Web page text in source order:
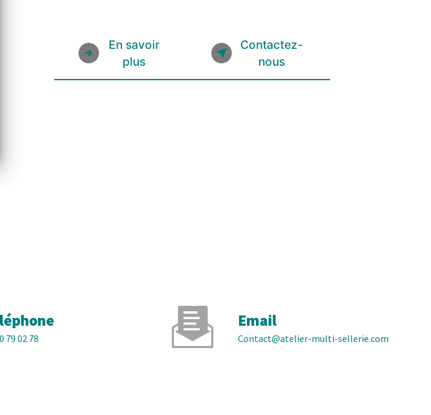
En savoir
plus
Contactez-
nous
79 02 78
Email
contact@atelier-multi-sellerie.com